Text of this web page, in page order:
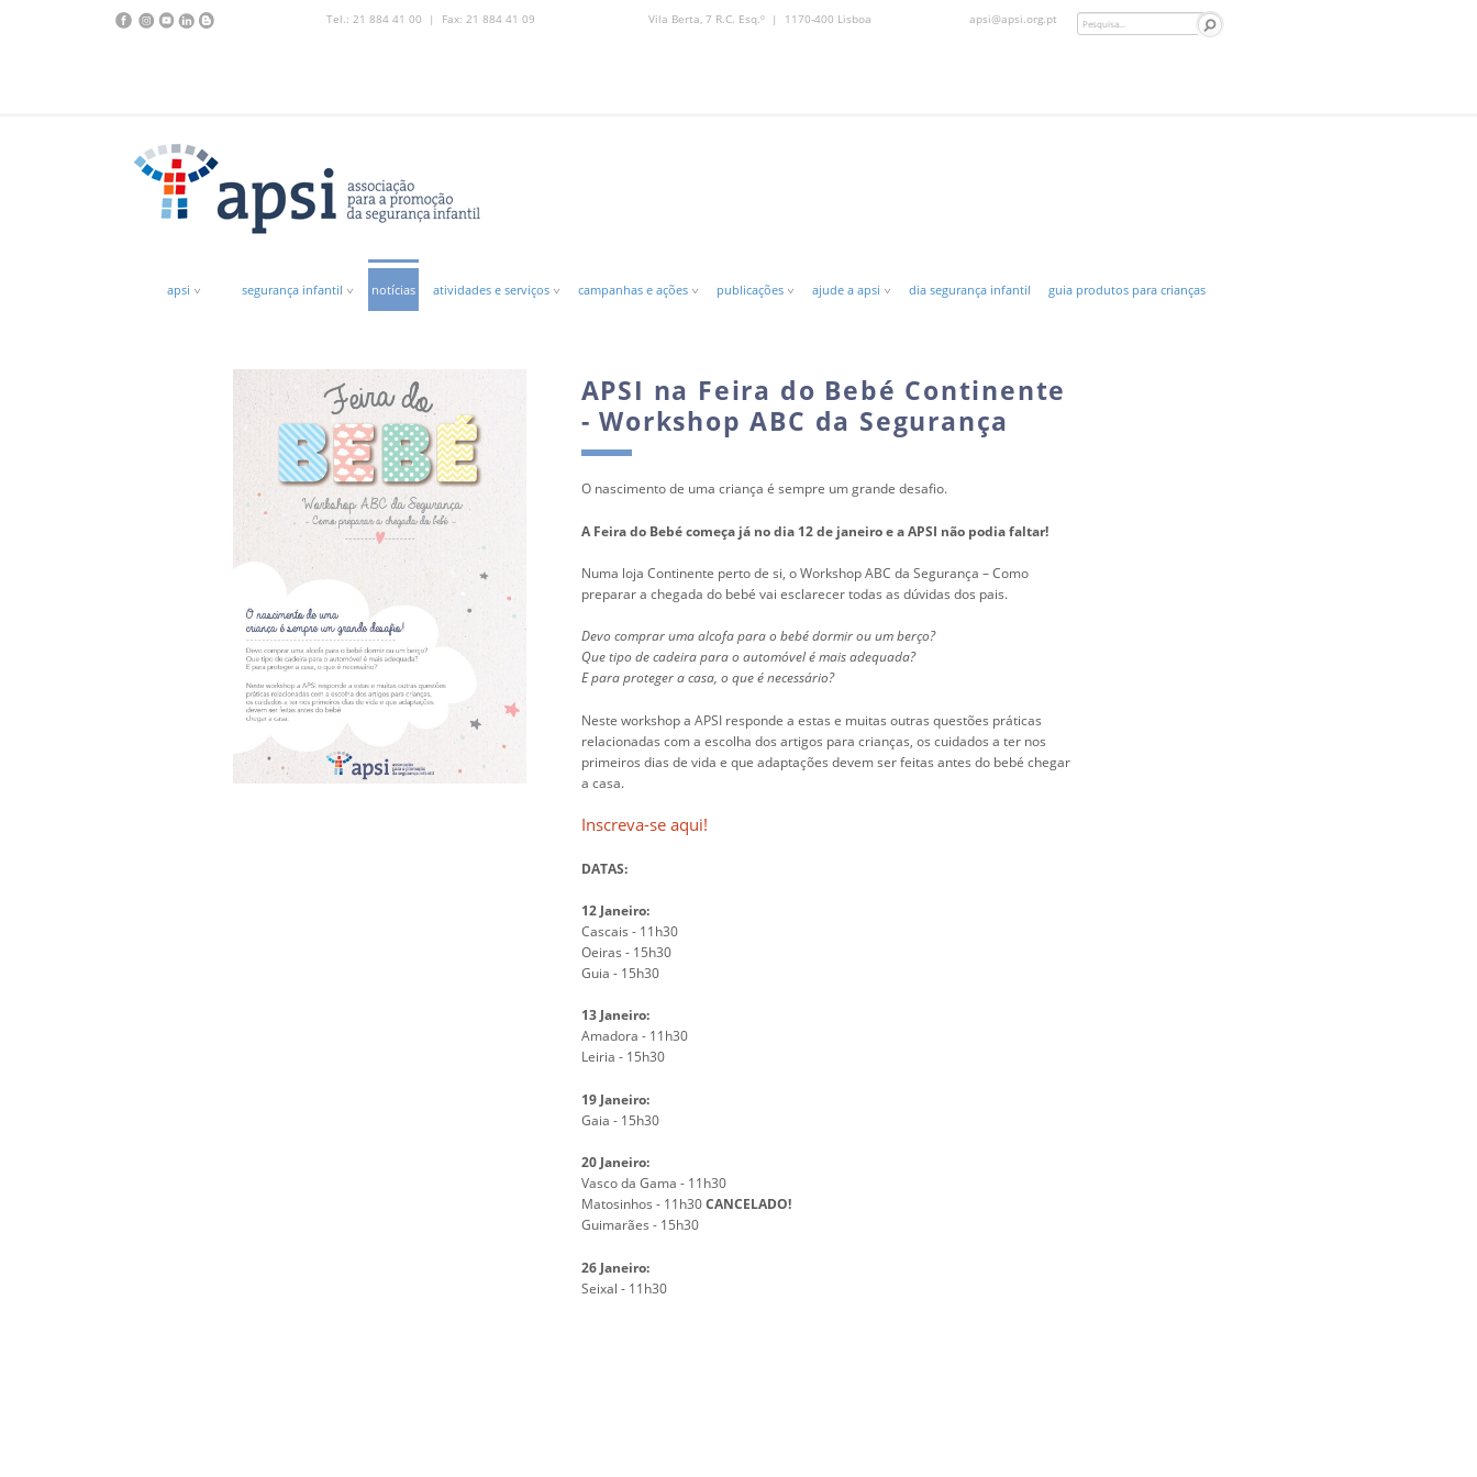
Tel.: 21 884 41 00 | Fax: 21 884 41 09 Vila Berta, 7 R.C. Esq.º | 1170-400 Lisboa apsi@apsi.org.pt
apsi segurança infantil notícias atividades e serviços campanhas e ações publicações ajude a apsi dia segurança infantil guia produtos para crianças
APSI na Feira do Bebé Continente
- Workshop ABC da Segurança
O nascimento de uma criança é sempre um grande desafio.
A Feira do Bebé começa já no dia 12 de janeiro e a APSI não podia faltar!
Numa loja Continente perto de si, o Workshop ABC da Segurança – Como
preparar a chegada do bebé vai esclarecer todas as dúvidas dos pais.
Devo comprar uma alcofa para o bebé dormir ou um berço?
Que tipo de cadeira para o automóvel é mais adequada?
E para proteger a casa, o que é necessário?
Neste workshop a APSI responde a estas e muitas outras questões práticas
relacionadas com a escolha dos artigos para crianças, os cuidados a ter nos
primeiros dias de vida e que adaptações devem ser feitas antes do bebé chegar
a casa.
Inscreva-se aqui!
DATAS:
12 Janeiro:
Cascais - 11h30
Oeiras - 15h30
Guia - 15h30
13 Janeiro:
Amadora - 11h30
Leiria - 15h30
19 Janeiro:
Gaia - 15h30
20 Janeiro:
Vasco da Gama - 11h30
Matosinhos - 11h30CANCELADO!
Guimarães - 15h30
26 Janeiro:
Seixal - 11h30